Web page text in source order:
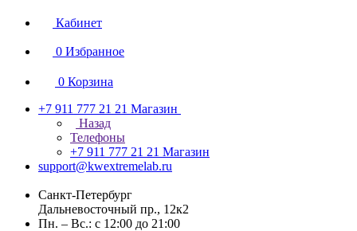
Кабинет
0 Избранное
0 Корзина
+7 911 777 21 21 Магазин
Назад
Телефоны
+7 911 777 21 21 Магазин
support@kwextremelab.ru
Санкт-Петербург
Дальневосточный пр., 12к2
Пн. – Вс.: с 12:00 до 21:00